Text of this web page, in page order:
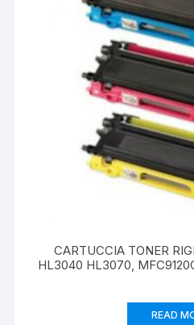
CARTUCCIA TONER
HL3040 HL3070, MFC9120CN TN230M
READ